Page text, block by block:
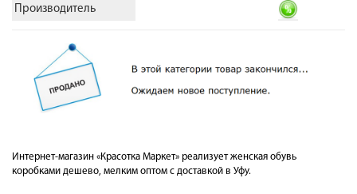
Производитель
Интернет-магазин «Красотка Маркет» реализует женская обувь
коробками дешево, мелким оптом с доставкой в Уфу.